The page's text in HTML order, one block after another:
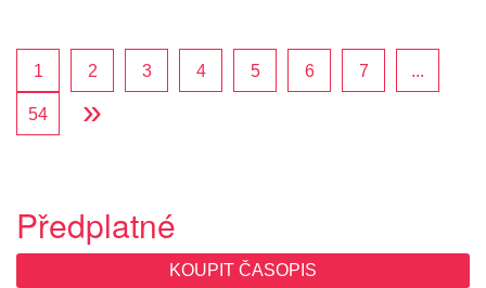
1 2 3 4 5 6 7 ...
54 »
Předplatné
KOUPIT ČASOPIS